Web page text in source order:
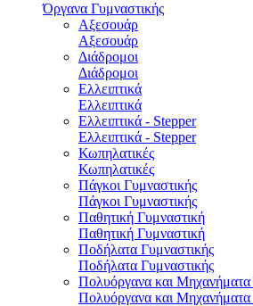
Όργανα Γυμναστικής
Αξεσουάρ
Αξεσουάρ
Διάδρομοι
Διάδρομοι
Ελλειπτικά
Ελλειπτικά
Ελλειπτικά - Stepper
Ελλειπτικά - Stepper
Κωπηλατικές
Κωπηλατικές
Πάγκοι Γυμναστικής
Πάγκοι Γυμναστικής
Παθητική Γυμναστική
Παθητική Γυμναστική
Ποδήλατα Γυμναστικής
Ποδήλατα Γυμναστικής
Πολυόργανα και Μηχανήματα
Πολυόργανα και Μηχανήματα